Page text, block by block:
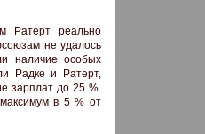
Ратерт реально
не удалось
наличие особых
Радке и Ратерт,
зарплат до 25 %.
в 5 % от